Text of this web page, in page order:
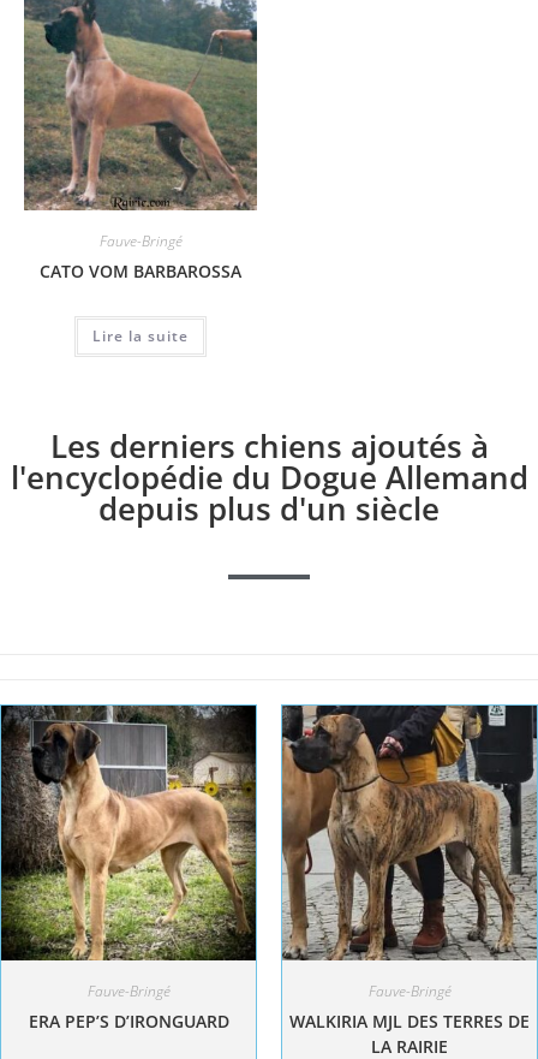
Fauve-Bringé
CATO VOM BARBAROSSA
Lire la suite
Les derniers chiens ajoutés à
l'encyclopédie du Dogue Allemand
depuis plus d'un siècle
Fauve-Bringé
ERA PEP’S D’IRONGUARD
Fauve-Bringé
WALKIRIA MJL DES TERRES DE
LA RAIRIE